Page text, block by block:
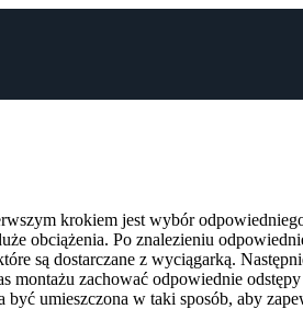
krokiem jest wybór
obciążenia. Po znalezieniu
są dostarczane z wyciągarką.
zachować odpowiednie
umieszczona w taki sposób, aby